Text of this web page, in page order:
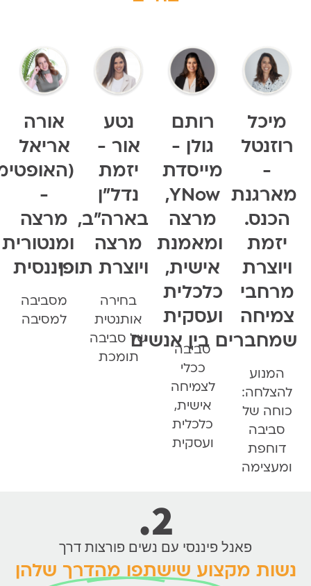
בין אנשים
של
רותם
גולן -
מייסדת
YNow,
מרצה
ומאמנת
אישית,
כלכלית
ועסקית
סביבה
לצמיחה
אישית,
כלכלית
ועסקית
נטע
אור -
יזמת
נדל"ן
בארה"ב,
מרצה
ויוצרת תוכן
בחירה
אותנטית
של סביבה
תומכת
אורה
אריאל
(האופטימית)
מרצה
ומנטורית
פיננסית
מסביבה
למסיבה
פאנל פיננסי עם נשים פורצות דרך
מקצוע שישתפו מהדרך שלהן